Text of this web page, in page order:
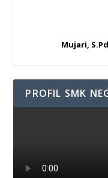
Mujari, S.Pd,
PROFIL SMK